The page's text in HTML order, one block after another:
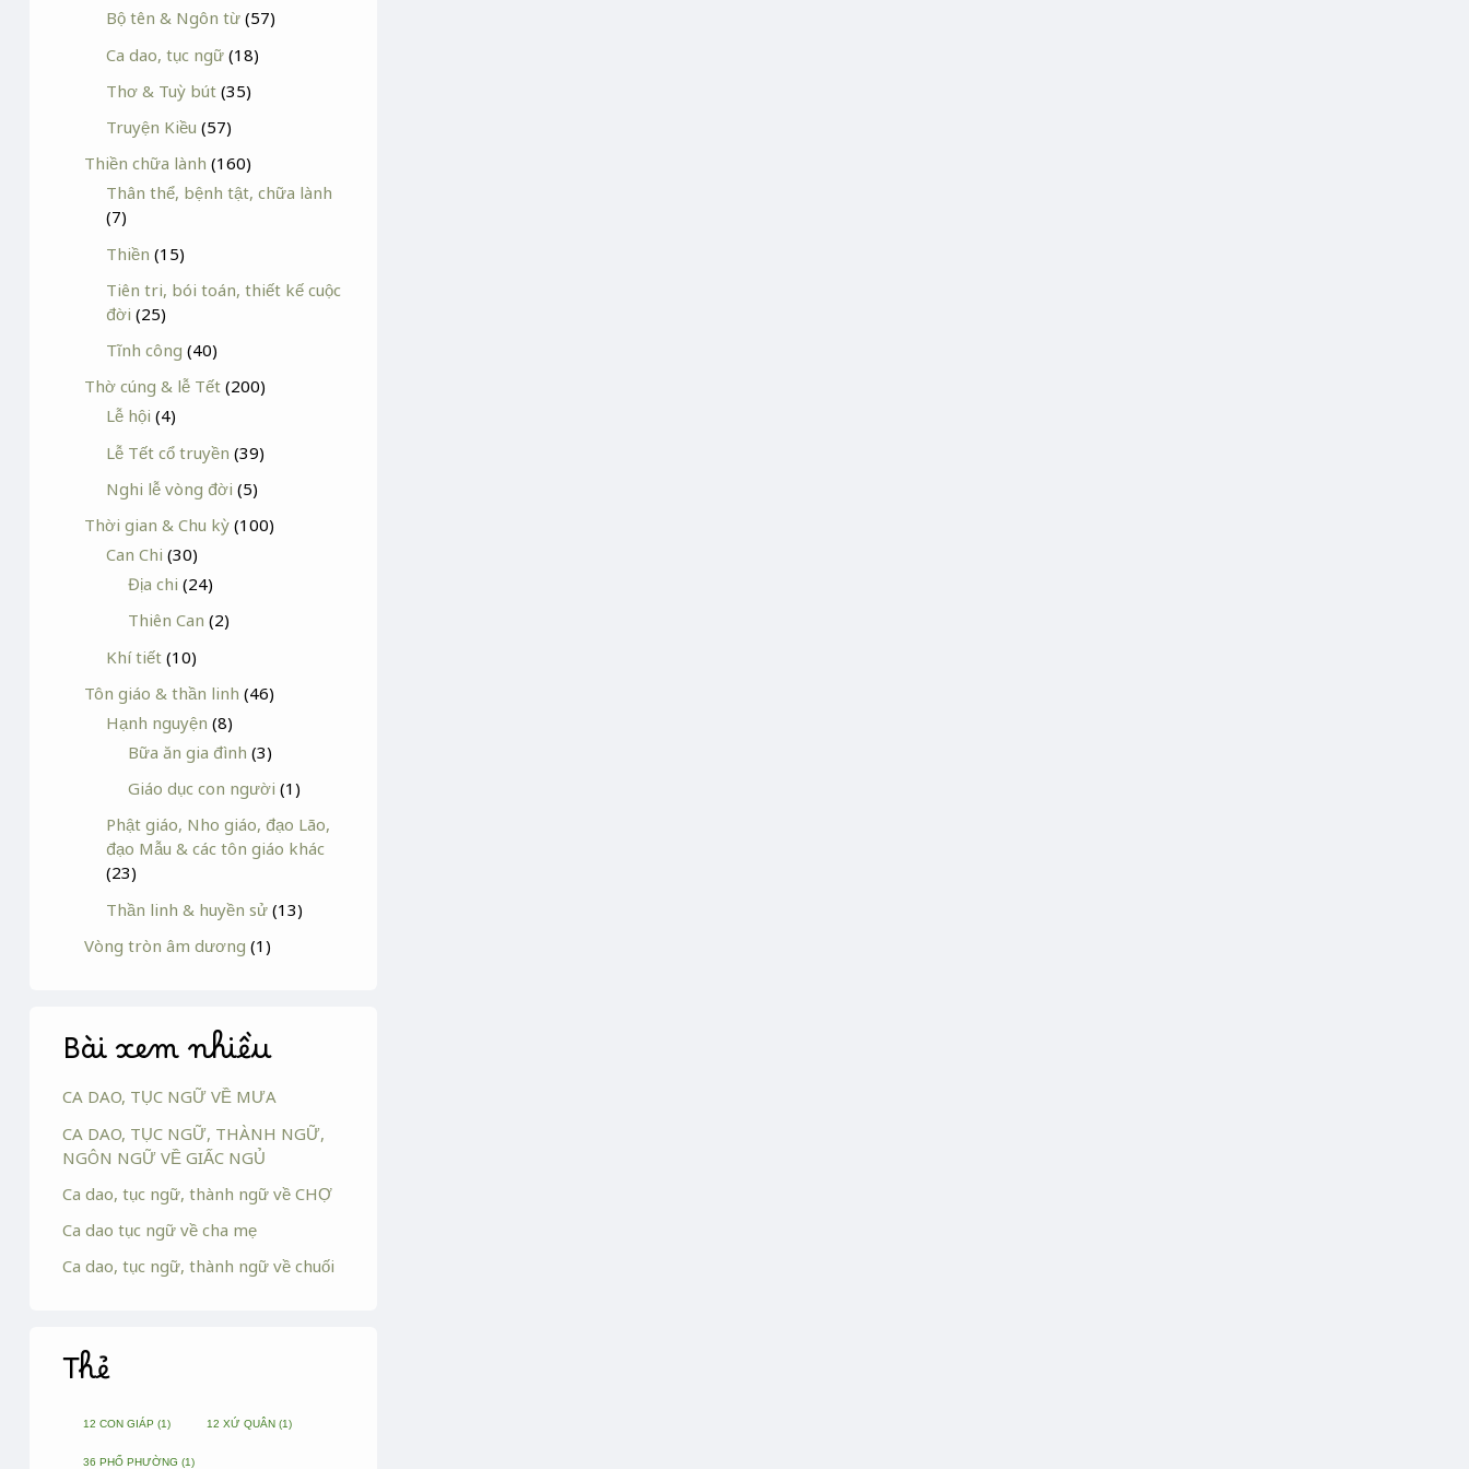
Bộ tên & Ngôn từ (57)
Ca dao, tục ngữ (18)
Thơ & Tuỳ bút (35)
Truyện Kiều (57)
Thiền chữa lành (160)
Thân thể, bệnh tật, chữa lành
(7)
Thiền (15)
Tiên tri, bói toán, thiết kế cuộc
đời (25)
Tĩnh công (40)
Thờ cúng & lễ Tết (200)
Lễ hội (4)
Lễ Tết cổ truyền (39)
Nghi lễ vòng đời (5)
Thời gian & Chu kỳ (100)
Can Chi (30)
Địa chi (24)
Thiên Can (2)
Khí tiết (10)
Tôn giáo & thần linh (46)
Hạnh nguyện (8)
Bữa ăn gia đình (3)
Giáo dục con người (1)
Phật giáo, Nho giáo, đạo Lão,
đạo Mẫu & các tôn giáo khác
(23)
Thần linh & huyền sử (13)
Vòng tròn âm dương (1)
Bài xem nhiều
CA DAO, TỤC NGỮ VỀ MƯA
CA DAO, TỤC NGỮ, THÀNH NGỮ,
NGÔN NGỮ VỀ GIẤC NGỦ
Ca dao, tục ngữ, thành ngữ về CHỢ
Ca dao tục ngữ về cha mẹ
Ca dao, tục ngữ, thành ngữ về chuối
Thẻ
12 CON GIÁP (1) 12 XỨ QUÂN (1)
36 PHỐ PHƯỜNG (1)